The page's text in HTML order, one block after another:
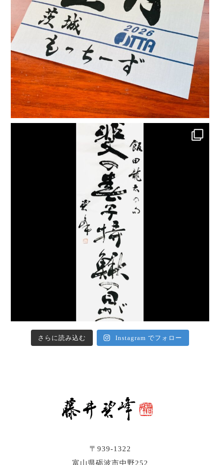
〒939-1322
富山県砺波市中野252
さらに読み込む Instagram でフォロー